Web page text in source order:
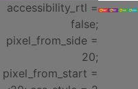
accessibility_rtl =
pixel_from_side =
pixel_from_start =